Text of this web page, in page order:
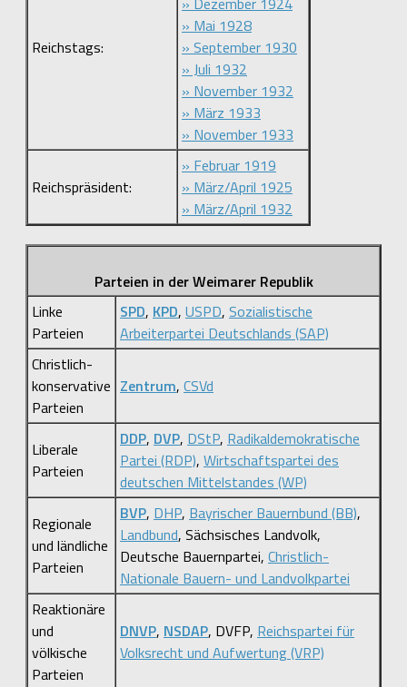
Reichstags:
» Mai 1928
» September 1930
» Juli 1932
» November 1932
» März 1933
» November 1933
Reichspräsident:
» Februar 1919
» März/April 1925
» März/April 1932
Parteien in der Weimarer Republik
Linke
Parteien
SPD, KPD, USPD, Sozialistische
Arbeiterpartei Deutschlands (SAP)
Christlich-
konservative
Parteien
Zentrum, CSVd
Liberale
Parteien
DDP, DVP, DStP, Radikaldemokratische
Partei (RDP), Wirtschaftspartei des
deutschen Mittelstandes (WP)
Regionale
und ländliche
Parteien
BVP, DHP, Bayrischer Bauernbund (BB),
Landbund, Sächsisches Landvolk,
Deutsche Bauernpartei, Christlich-
Nationale Bauern- und Landvolkpartei
Reaktionäre
und
völkische
Parteien
DNVP, NSDAP, DVFP, Reichspartei für
Volksrecht und Aufwertung (VRP)